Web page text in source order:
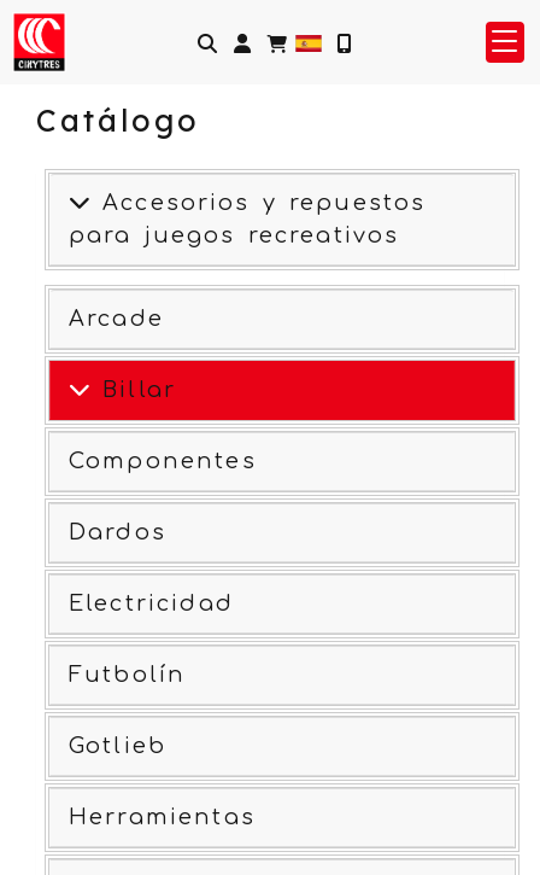
Identifícate
Catálogo
Accesorios y repuestos
para juegos recreativos
Arcade
Billar
Componentes
Dardos
Electricidad
Futbolín
Gotlieb
Herramientas